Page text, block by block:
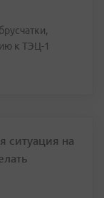
к ТЭЦ-1
ситуация на